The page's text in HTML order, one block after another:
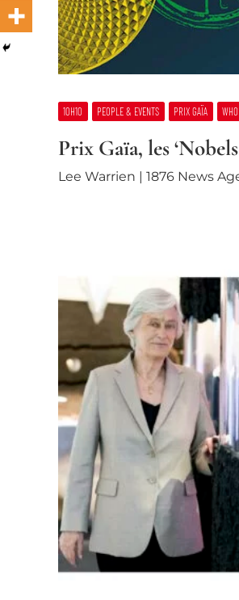
10H10 PEOPLE & EVENTS PRIX GAÏA
Prix Gaïa, les
Lee Warrien | 1876 News